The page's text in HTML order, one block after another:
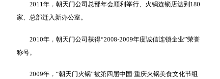
2011年，朝天门公司总部年会顺利举行、火锅连锁店达到180
家、总部迁入新办公室。
2010年，朝天门公司获得“2008-2009年度诚信连锁企业”荣誉
称号。
2009年，“朝天门火锅”被第四届中国·重庆火锅美食文化节组